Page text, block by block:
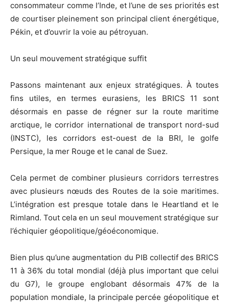
consommateur comme l’Inde, et l’une de ses priorités est
de courtiser pleinement son principal client énergétique,
Pékin, et d’ouvrir la voie au pétroyuan.
Un seul mouvement stratégique suffit
Passons maintenant aux enjeux stratégiques. À toutes
fins utiles, en termes eurasiens, les BRICS 11 sont
désormais en passe de régner sur la route maritime
arctique, le corridor international de transport nord-sud
(INSTC), les corridors est-ouest de la BRI, le golfe
Persique, la mer Rouge et le canal de Suez.
Cela permet de combiner plusieurs corridors terrestres
avec plusieurs nœuds des Routes de la soie maritimes.
L’intégration est presque totale dans le Heartland et le
Rimland. Tout cela en un seul mouvement stratégique sur
l’échiquier géopolitique/géoéconomique.
Bien plus qu’une augmentation du PIB collectif des BRICS
11 à 36% du total mondial (déjà plus important que celui
du G7), le groupe englobant désormais 47% de la
population mondiale, la principale percée géopolitique et